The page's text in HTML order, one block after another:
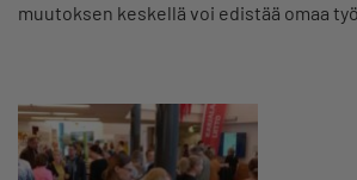
muutoksen keskellä voi edistää omaa